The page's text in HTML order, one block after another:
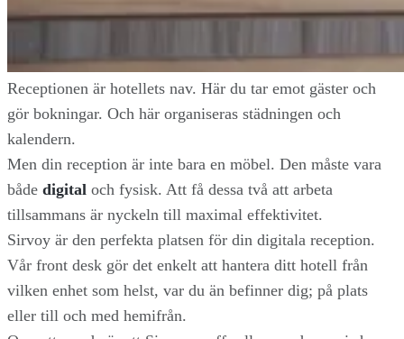
Receptionen är hotellets nav. Här du tar emot gäster och
gör bokningar. Och här organiseras städningen och
kalendern.
Men din reception är inte bara en möbel. Den måste vara
både digital och fysisk. Att få dessa två att arbeta
tillsammans är nyckeln till maximal effektivitet.
Sirvoy är den perfekta platsen för din digitala reception.
Vår front desk gör det enkelt att hantera ditt hotell från
vilken enhet som helst, var du än befinner dig; på plats
eller till och med hemifrån.